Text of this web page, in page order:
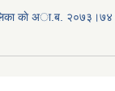
काे अा.ब. २०७३।७४